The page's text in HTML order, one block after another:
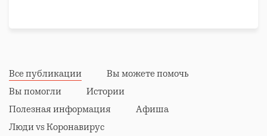
Все публикации
Вы можете помочь
Вы помогли
Истории
Полезная информация
Афиша
Люди vs Коронавирус